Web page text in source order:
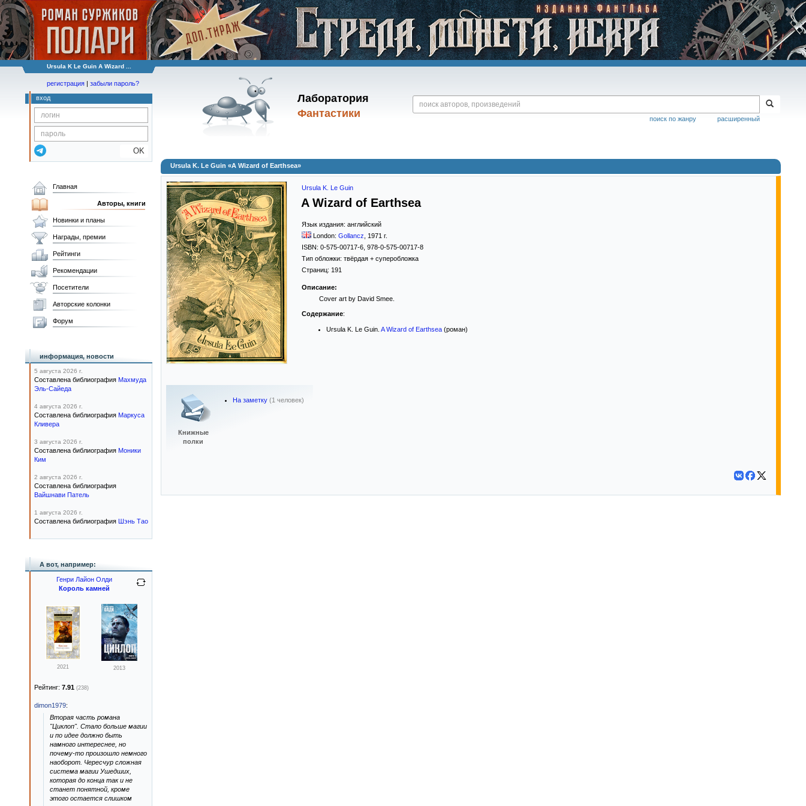
Ursula K Le Guin A Wizard ...
Лаборатория
Фантастики
расширенный
поиск по жанру
регистрация | забыли пароль?
вход
OK
Ursula K. Le Guin «A Wizard of Earthsea»
Ursula K. Le Guin
A Wizard of Earthsea
Язык издания: английский
London: Gollancz 1971 г.
ISBN: 0-575-00717-6, 978-0-575-00717-8
Тип обложки: твёрдая + суперобложка
Страниц: 191
Описание:
Cover art by David Smee.
Содержание:
Ursula K. Le Guin. A Wizard of Earthsea (роман)
Книжные
полки
На заметку (1 человек)
Главная
Авторы, книги
Новинки и планы
Награды, премии
Рейтинги
Рекомендации
Посетители
Авторские колонки
Форум
информация, новости
5 августа 2026 г.
Составлена библиография Махмуда
Эль-Сайеда
4 августа 2026 г.
Составлена библиография Маркуса
Кливера
3 августа 2026 г.
Составлена библиография Моники
Ким
2 августа 2026 г.
Составлена библиография
Вайшнави Патель
1 августа 2026 г.
Составлена библиография Шэнь Тао
А вот, например:
Генри Лайон Олди
Король камней
2021 2013
Рейтинг: 7.91 (238)
dimon1979:
Вторая часть романа
"Циклоп". Стало больше магии
и по идее должно быть
намного интереснее, но
почему-то произошло немного
наоборот. Чересчур сложная
система магии Ушедших,
которая до конца так и не
станет понятной, кроме
этого остается слишком